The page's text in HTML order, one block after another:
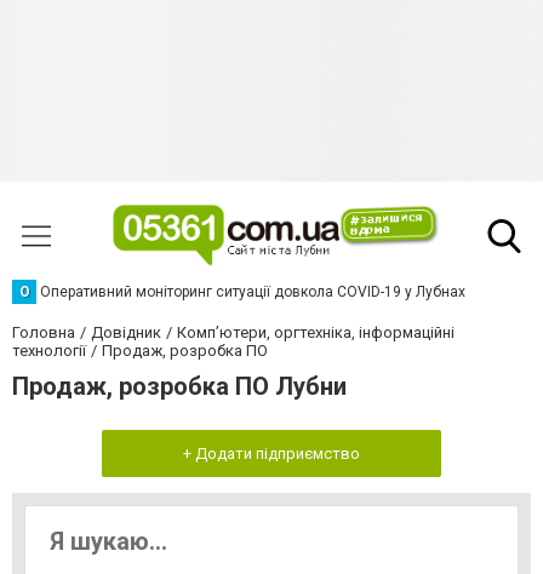
О Оперативний моніторинг ситуації довкола COVID-19 у Лубнах
Головна Довідник
Комп’ютери, оргтехніка, інформаційні
технології
Продаж, розробка ПО
Продаж, розробка ПО Лубни
+ Додати підприємство